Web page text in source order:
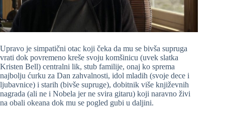
Upravo je simpatični otac koji čeka da mu se bivša supruga
vrati dok povremeno kreše svoju komšinicu (uvek slatka
Kristen Bell) centralni lik, stub familije, onaj ko sprema
najbolju ćurku za Dan zahvalnosti, idol mladih (svoje dece i
ljubavnice) i starih (bivše supruge), dobitnik više književnih
nagrada (ali ne i Nobela jer ne svira gitaru) koji naravno živi
na obali okeana dok mu se pogled gubi u daljini.